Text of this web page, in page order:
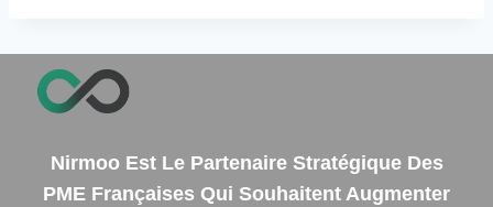
Nirmoo Est Le Partenaire Stratégique Des
PME Françaises Qui Souhaitent Augmenter